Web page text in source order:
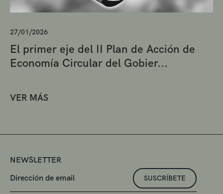
27/01/2026
El primer eje del II Plan de Acción de
Economía Circular del Gobier...
VER MÁS
NEWSLETTER
SUSCRÍBETE